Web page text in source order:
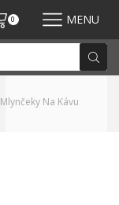
0 MENU
Mlynčeky Na Kávu